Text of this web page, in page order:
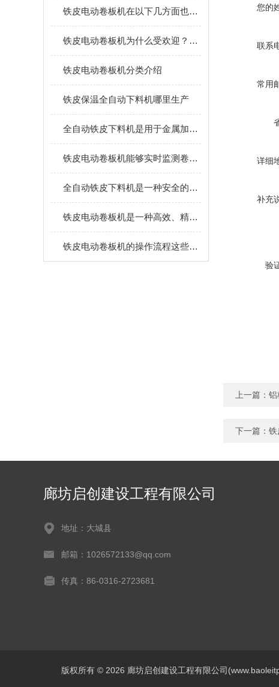
铁皮电动卷板机在以下几方面也体现出明显的发展趋势
铁皮电动卷板机为什么受欢迎？不知道的进来看看！
铁皮电动卷板机分类介绍
铁皮保温全自动下料机哪里生产
全自动铁皮下料机是用于金属加工行业的重要设备
铁皮电动卷板机能够实时监测卷板过程中的各项参数变化
全自动铁皮下料机是一种安全的工业设备
铁皮电动卷板机是一种高效、精密的金属加工设备
铁皮电动卷板机的操作流程这些细节要引起重视
您的
联系
常用
详细
补充
验
上一篇： 铝
下一篇： 铁
廊坊启创建设工程有限公司
地址：大城县
邮箱：1026572133@qq.com
传真：86-0316-2723681
版权所有 © 2026 廊坊启创建设工程有限公司